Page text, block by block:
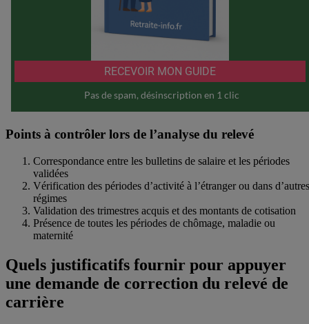
Points à contrôler lors de l’analyse du relevé
Correspondance entre les bulletins de salaire et les périodes
validées
Vérification des périodes d’activité à l’étranger ou dans d’autres
régimes
Validation des trimestres acquis et des montants de cotisation
Présence de toutes les périodes de chômage, maladie ou
maternité
Quels justificatifs fournir pour appuyer
une demande de correction du relevé de
carrière